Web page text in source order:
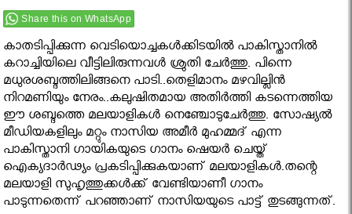
Share this on WhatsApp
കാതടിപ്പിക്കുന്ന വെടിയൊച്ചകള്‍ക്കിടയില്‍ പാകിസ്താനില്‍
കറാച്ചിയിലെ വീട്ടിലിരുന്നവള്‍ ശ്രുതി ചേര്‍ത്തു. പിന്നെ
മധുരശബ്ദത്തിലിങ്ങനെ പാടി..തെളിമാനം മഴവില്ലിന്‍
നിറമണിയും നേരം..കലുഷിതമായ അതിര്‍ത്തി കടന്നെത്തിയ
ഈ ശബ്ദത്തെ മലയാളികള്‍ നെഞ്ചോടുചേര്‍ത്തു. സോഷ്യല്‍
മീഡിയകളിലും മറ്റും നാസിയ അമീര്‍ മുഹമ്മദ് എന്ന
പാകിസ്താനി ഗായികയുടെ ഗാനം ഷെയര്‍ ചെയ്ത്
ഐക്യദാര്‍ഢ്യം പ്രകടിപ്പിക്കുകയാണ് മലയാളികള്‍.തന്റെ
മലയാളി സുഹൃത്തുക്കള്‍ക്ക് വേണ്ടിയാണീ ഗാനം
പാടുന്നതെന്ന് പറഞ്ഞാണ് നാസിയയുടെ പാട്ട് തുടങ്ങുന്നത്.